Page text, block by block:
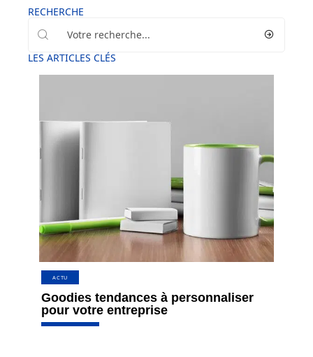
RECHERCHE
LES ARTICLES CLÉS
ACTU
Goodies tendances à personnaliser
pour votre entreprise